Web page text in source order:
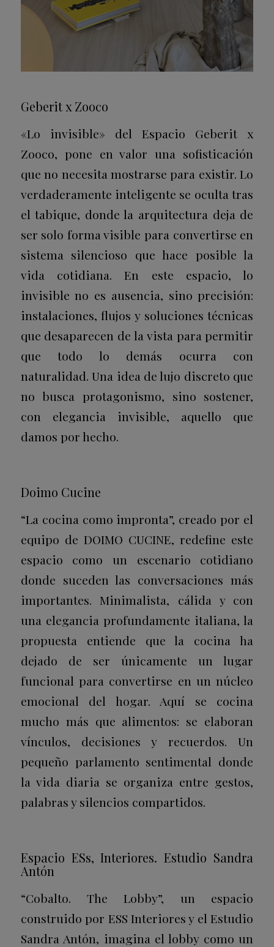
Geberit x Zooco
«Lo invisible» del Espacio Geberit x
Zooco, pone en valor una sofisticación
que no necesita mostrarse para existir. Lo
verdaderamente inteligente se oculta tras
el tabique, donde la arquitectura deja de
ser solo forma visible para convertirse en
sistema silencioso que hace posible la
vida cotidiana. En este espacio, lo
invisible no es ausencia, sino precisión:
instalaciones, flujos y soluciones técnicas
que desaparecen de la vista para permitir
que todo lo demás ocurra con
naturalidad. Una idea de lujo discreto que
no busca protagonismo, sino sostener,
con elegancia invisible, aquello que
damos por hecho.
Doimo Cucine
“La cocina como impronta”, creado por el
equipo de DOIMO CUCINE, redefine este
espacio como un escenario cotidiano
donde suceden las conversaciones más
importantes. Minimalista, cálida y con
una elegancia profundamente italiana, la
propuesta entiende que la cocina ha
dejado de ser únicamente un lugar
funcional para convertirse en un núcleo
emocional del hogar. Aquí se cocina
mucho más que alimentos: se elaboran
vínculos, decisiones y recuerdos. Un
pequeño parlamento sentimental donde
la vida diaria se organiza entre gestos,
palabras y silencios compartidos.
Espacio ESs, Interiores. Estudio Sandra
Antón
“Cobalto. The Lobby”, un espacio
construido por ESS Interiores y el Estudio
Sandra Antón, imagina el lobby como un